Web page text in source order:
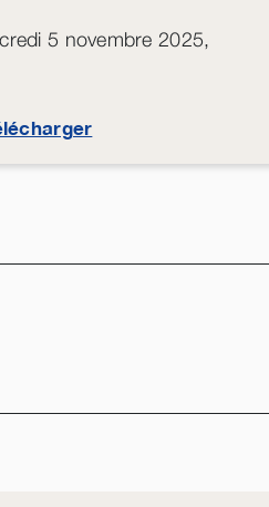
5 novembre 2025,